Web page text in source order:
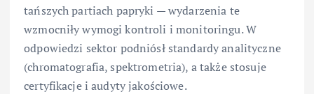
tańszych partiach papryki — wydarzenia te
wzmocniły wymogi kontroli i monitoringu. W
odpowiedzi sektor podniósł standardy analityczne
(chromatografia, spektrometria), a także stosuje
certyfikacje i audyty jakościowe.